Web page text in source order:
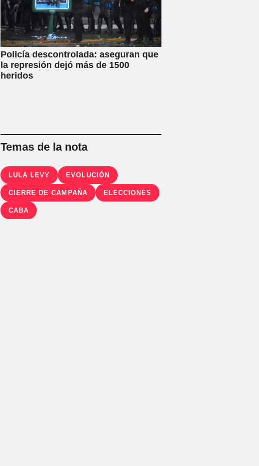
Policía descontrolada: aseguran que
la represión dejó más de 1500
heridos
Temas de la nota
LULA LEVY EVOLUCIÓN
CIERRE DE CAMPAÑA ELECCIONES
CABA